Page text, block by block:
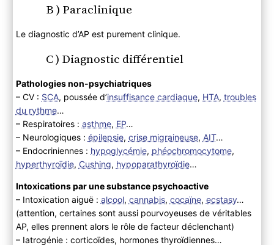
B ) Paraclinique
Le diagnostic d’AP est purement clinique.
C ) Diagnostic différentiel
Pathologies non-psychiatriques
– CV : SCA, poussée d’insuffisance cardiaque, HTA, troubles
du rythme…
– Respiratoires : asthme, EP…
– Neurologiques : épilepsie, crise migraineuse, AIT…
– Endocriniennes : hypoglycémie, phéochromocytome,
hyperthyroïdie, Cushing, hypoparathyroïdie…
Intoxications par une substance psychoactive
– Intoxication aiguë : alcool, cannabis, cocaïne, ecstasy…
(attention, certaines sont aussi pourvoyeuses de véritables
AP, elles prennent alors le rôle de facteur déclenchant)
– Iatrogénie : corticoïdes, hormones thyroïdiennes…